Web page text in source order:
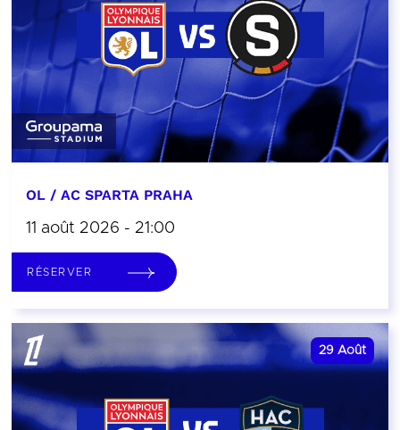
OL / AC SPARTA PRAHA
11 août 2026 - 21:00
RÉSERVER
29 Août